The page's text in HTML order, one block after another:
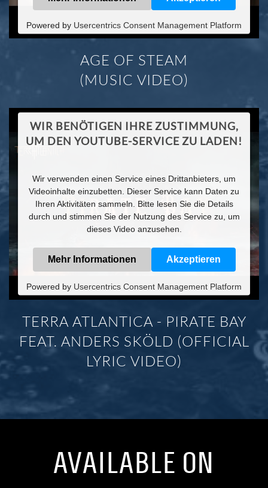
Powered by Usercentrics Consent Management Platform
AGE OF STEAM
(MUSIC VIDEO)
WIR BENÖTIGEN IHRE ZUSTIMMUNG,
UM DEN YOUTUBE-SERVICE ZU LADEN!
Wir verwenden einen Service eines Drittanbieters, um
Videoinhalte einzubetten. Dieser Service kann Daten zu
Ihren Aktivitäten sammeln. Bitte lesen Sie die Details
durch und stimmen Sie der Nutzung des Service zu, um
dieses Video anzusehen.
Mehr Informationen Akzeptieren
Powered by Usercentrics Consent Management Platform
TERRA ATLANTICA - PIRATE BAY
FEAT. ANDERS SKÖLD (OFFICIAL
LYRIC VIDEO)
AVAILABLE ON